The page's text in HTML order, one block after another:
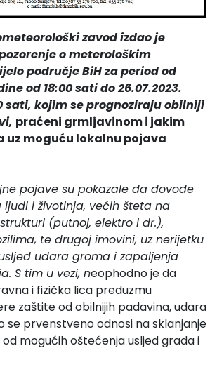
zavod izdao je
o meterološkim
područje BiH za period od
od 18:00 sati do 26.07.2023.
sati, kojim se prognoziraju obilniji
praćeni grmljavinom i jakim
uz moguću lokalnu pojava
pojave su pokazale da dovode
i životinja, većih šteta na
(putnoj, elektro i dr.),
te drugoj imovini, uz nerijetku
udara groma i zapaljenja
S tim u vezi, neophodno je da
i fizička lica preduzmu
zaštite od obilnijih padavina, udara
se prvenstveno odnosi na sklanjanje
mogućih oštećenja usljed grada i